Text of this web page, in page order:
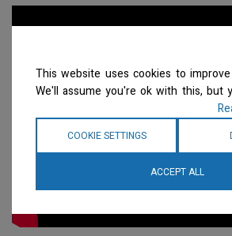
This website uses cookies to
We'll assume you're ok with this, but
COOKIE SETTINGS
ACCEPT ALL